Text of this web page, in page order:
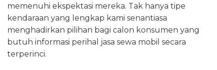
memenuhi ekspektasi mereka. Tak hanya tipe
kendaraan yang lengkap kami senantiasa
menghadirkan pilihan bagi calon konsumen yang
butuh informasi perihal jasa sewa mobil secara
terperinci.